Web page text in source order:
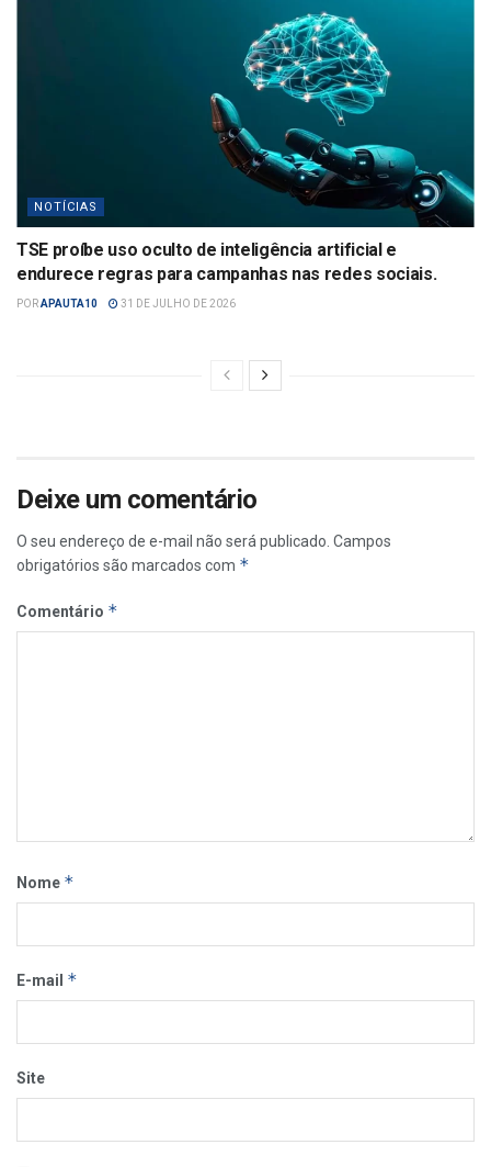
NOTÍCIAS
TSE proíbe uso oculto de inteligência artificial e
endurece regras para campanhas nas redes sociais.
PORAPAUTA10 31 DE JULHO DE 2026
Deixe um comentário
O seu endereço de e-mail não será publicado. Campos
obrigatórios são marcados com *
Comentário *
Nome *
E-mail *
Site